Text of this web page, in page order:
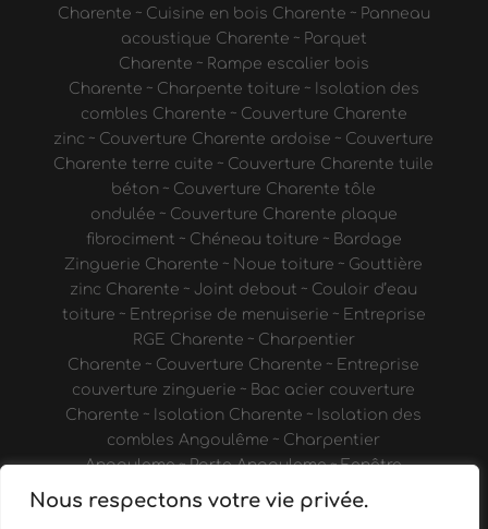
Nous respectons votre vie privée.
Charente ~ Cuisine en bois Charente ~ Panneau
acoustique Charente ~ Parquet
Charente ~ Rampe escalier bois
Charente ~ Charpente toiture ~ Isolation des
combles Charente ~ Couverture Charente
zinc ~ Couverture Charente ardoise ~ Couverture
Charente terre cuite ~ Couverture Charente tuile
béton ~ Couverture Charente tôle
ondulée ~ Couverture Charente plaque
fibrociment ~ Chéneau toiture ~ Bardage
Zinguerie Charente ~ Noue toiture ~ Gouttière
zinc Charente ~ Joint debout ~ Couloir d’eau
toiture ~ Entreprise de menuiserie ~ Entreprise
RGE Charente ~ Charpentier
Charente ~ Couverture Charente ~ Entreprise
couverture zinguerie ~ Bac acier couverture
Charente ~ Isolation Charente ~ Isolation des
combles Angoulême ~ Charpentier
Angouleme ~ Porte Angouleme ~ Fenêtre
Angoulême
Verriere Charente ~
Cave à vin
Porte intérieure